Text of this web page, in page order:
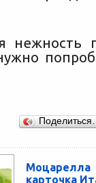
нежность
карточка